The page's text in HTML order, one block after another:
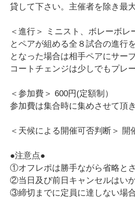
貸して下さい。主催者を除き最
＜進行＞ ミニスト、ボレーボ
とペアが組める全８試合の進行
となった場合は相手ペアにサー
コートチェンジは少しでもプレ
＜参加費＞ 600円(定額制）
参加費は集合時に集めさせて頂き
＜天候による開催可否判断＞ 開
●注意点●
①オフレポは勝手ながら省略と
②当日及び前日キャンセルはい
③締切までに定員に達しない場